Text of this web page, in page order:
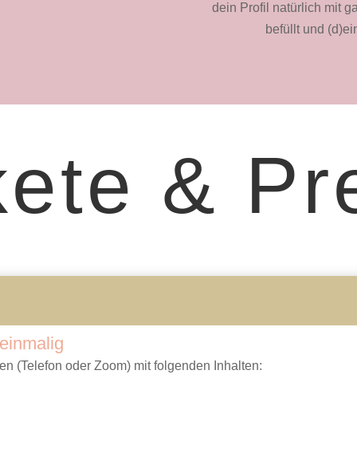
dein Profil natürlich mit
befüllt und
&
(Telefon oder Zoom) mit folgenden Inhalten: